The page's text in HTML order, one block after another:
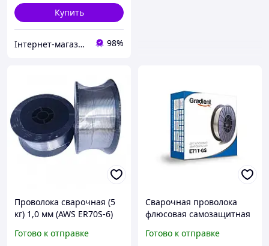
Купить
Інтернет-магазин "Запчастини до авто і не тільки" 98%
Проволока сварочная (5
кг) 1,0 мм (AWS ER70S-6)
Готово к отправке
Сварочная проволока
флюсовая самозащитная
(катушка 5 кг) без газа
Готово к отправке